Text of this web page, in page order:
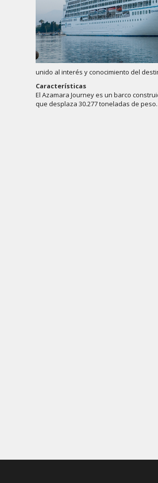
unido al interés y conocimiento del
Características
El Azamara Journey es un barco
que desplaza 30.277 toneladas de